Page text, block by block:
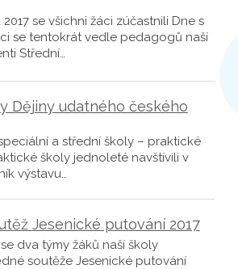
se všichni žáci zúčastnili Dne s
se tentokrát vedle pedagogů naší
Střední…
Dějiny udatného českého
a střední školy – praktické
školy jednoleté navštívili v
výstavu…
Jesenické putování 2017
dva týmy žáků naší školy
soutěže Jesenické putování